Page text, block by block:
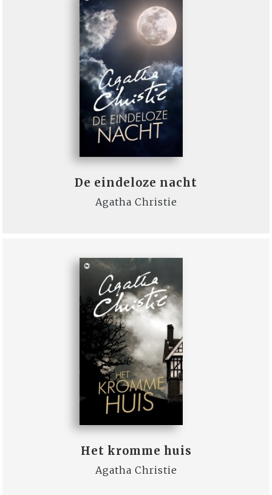
De eindeloze nacht
Agatha Christie
Het kromme huis
Agatha Christie